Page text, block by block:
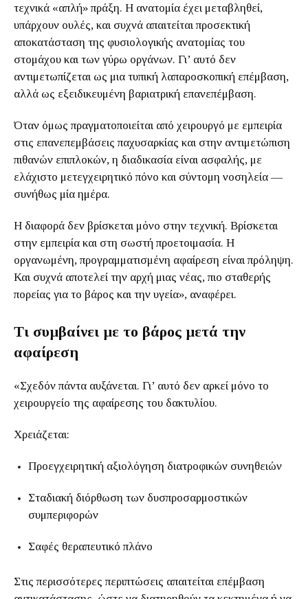
τεχνικά «απλή» πράξη. Η ανατομία έχει μεταβληθεί,
υπάρχουν ουλές, και συχνά απαιτείται προσεκτική
αποκατάσταση της φυσιολογικής ανατομίας του
στομάχου και των γύρω οργάνων. Γι’ αυτό δεν
αντιμετωπίζεται ως μια τυπική λαπαροσκοπική επέμβαση,
αλλά ως εξειδικευμένη βαριατρική επανεπέμβαση.
Όταν όμως πραγματοποιείται από χειρουργό με εμπειρία
στις επανεπεμβάσεις παχυσαρκίας και στην αντιμετώπιση
πιθανών επιπλοκών, η διαδικασία είναι ασφαλής, με
ελάχιστο μετεγχειρητικό πόνο και σύντομη νοσηλεία —
συνήθως μία ημέρα.
Η διαφορά δεν βρίσκεται μόνο στην τεχνική. Βρίσκεται
στην εμπειρία και στη σωστή προετοιμασία. Η
οργανωμένη, προγραμματισμένη αφαίρεση είναι πρόληψη.
Και συχνά αποτελεί την αρχή μιας νέας, πιο σταθερής
πορείας για το βάρος και την υγεία», αναφέρει.
Τι συμβαίνει με το βάρος μετά την
αφαίρεση
«Σχεδόν πάντα αυξάνεται. Γι’ αυτό δεν αρκεί μόνο το
χειρουργείο της αφαίρεσης του δακτυλίου.
Χρειάζεται:
Προεγχειρητική αξιολόγηση διατροφικών συνηθειών
Σταδιακή διόρθωση των δυσπροσαρμοστικών
συμπεριφορών
Σαφές θεραπευτικό πλάνο
Στις περισσότερες περιπτώσεις απαιτείται επέμβαση